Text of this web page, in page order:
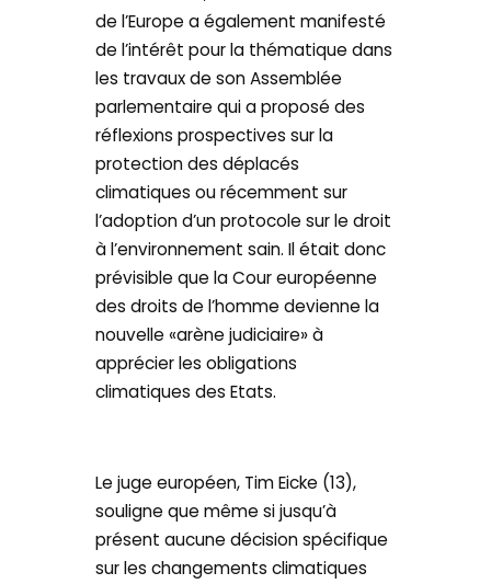
de l’Europe a également manifesté
de l’intérêt pour la thématique dans
les travaux de son Assemblée
parlementaire qui a proposé des
réflexions prospectives sur la
protection des déplacés
climatiques ou récemment sur
l’adoption d’un protocole sur le droit
à l’environnement sain. Il était donc
prévisible que la Cour européenne
des droits de l’homme devienne la
nouvelle «arène judiciaire» à
apprécier les obligations
climatiques des Etats.
Le juge européen, Tim Eicke (13),
souligne que même si jusqu’à
présent aucune décision spécifique
sur les changements climatiques